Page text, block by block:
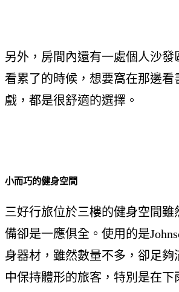
另外，房間內還有一處個人沙發
看累了的時候，想要窩在那邊看
戲，都是很舒適的選擇。
小而巧的健身空間
三好行旅位於三樓的健身空間雖
備卻是一應俱全。使用的是
身器材，雖然數量不多，卻足夠
中保持體形的旅客，特別是在下